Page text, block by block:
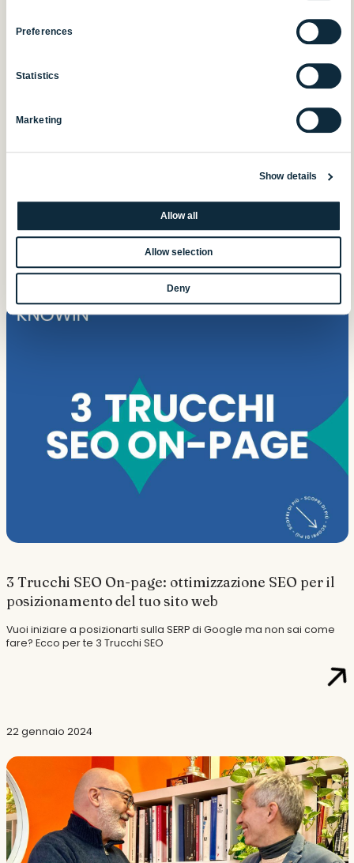
Preferences
Statistics
Marketing
Show details
Allow all
Allow selection
Deny
Virtual Influencer: il nuovo trend 2025
Sapevi che le Virtual Influencer stanno rivoluzionando la
12 marzo 2025
3 Trucchi SEO On-page: ottimizzazione SEO per il
posizionamento del tuo sito web
Vuoi iniziare a posizionarti sulla SERP di Google ma non sai come
fare? Ecco per te 3 Trucchi SEO
22 gennaio 2024